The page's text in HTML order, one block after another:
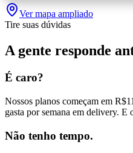
Ver mapa ampliado
Tire suas dúvidas
A gente responde
É caro?
Nossos planos começam em
gasta por semana em delivery. E
Não tenho tempo.